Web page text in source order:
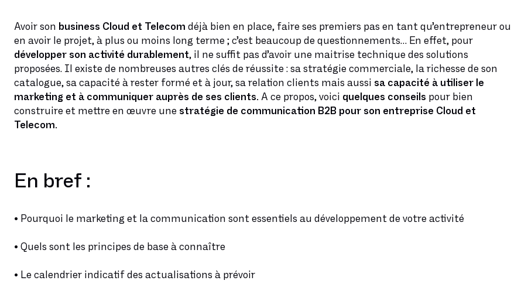
Avoir son business Cloud et Telecom déjà bien en place, faire ses premiers pas en tant qu’entrepreneur ou
en avoir le projet, à plus ou moins long terme ; c’est beaucoup de questionnements… En effet, pour
développer son activité durablement, il ne suffit pas d’avoir une maitrise technique des solutions
proposées. Il existe de nombreuses autres clés de réussite : sa stratégie commerciale, la richesse de son
catalogue, sa capacité à rester formé et à jour, sa relation clients mais aussi sa capacité à utiliser le
marketing et à communiquer auprès de ses clients. A ce propos, voici quelques conseils pour bien
construire et mettre en œuvre une stratégie de communication B2B pour son entreprise Cloud et
Telecom.
En bref :
• Pourquoi le marketing et la communication sont essentiels au développement de votre activité
• Quels sont les principes de base à connaître
• Le calendrier indicatif des actualisations à prévoir